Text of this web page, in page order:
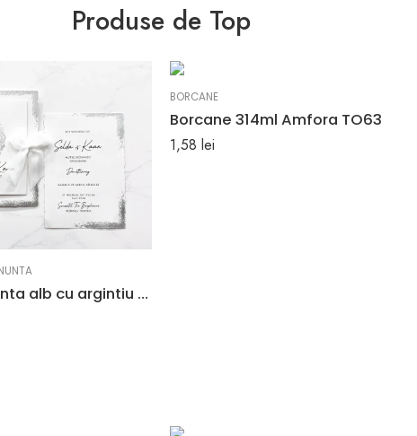
Produse de Top
Invitatii de nunta alb cu argintiu 2606
BORCANE
Borcane 314ml Amfora TO63
1,58 lei